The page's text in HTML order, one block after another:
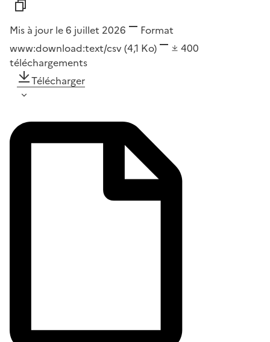
Mis à jour le 6 juillet 2026
Format
www:download:text/csv(4,1 Ko)
400
téléchargements
Télécharger